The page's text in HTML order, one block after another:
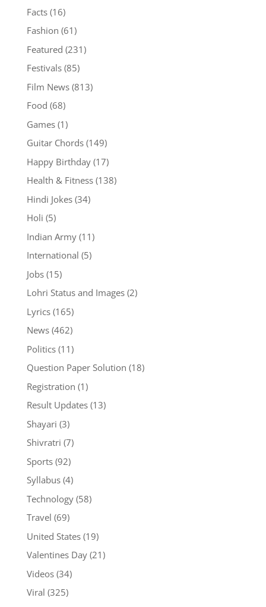
Facts(16)
Fashion (61)
Featured (231)
Festivals(85)
Film News(813)
Food (68)
Games(1)
Guitar Chords(149)
Happy Birthday(17)
Health & Fitness(138)
Hindi Jokes(34)
Holi (5)
Indian Army(11)
International (5)
Jobs(15)
Lohri Status and Images(2)
Lyrics(165)
News(462)
Politics(11)
Question Paper Solution (18)
Registration (1)
Result Updates(13)
Shayari (3)
Shivratri (7)
Sports(92)
Syllabus(4)
Technology(58)
Travel (69)
United States(19)
Valentines Day(21)
Videos(34)
Viral (325)